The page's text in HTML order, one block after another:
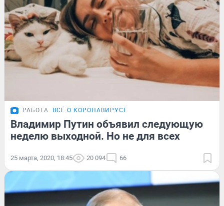
РАБОТА ВСЁ О КОРОНАВИРУСЕ
Владимир Путин объявил следующую
неделю выходной. Но не для всех
25 марта, 2020, 18:45 20 094 66